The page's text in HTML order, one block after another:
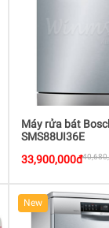
Máy rửa bát
SMS88UI36E
33,900,000đ
New